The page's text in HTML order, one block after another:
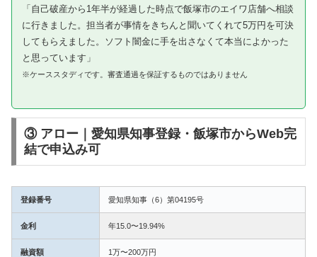
「自己破産から1年半が経過した時点で飯塚市のエイワ店舗へ相談
に行きました。担当者が事情をきちんと聞いてくれて5万円を可決
してもらえました。ソフト闇金に手を出さなくて本当によかった
と思っています」
※ケーススタディです。審査通過を保証するものではありません
③ アロー｜愛知県知事登録・飯塚市からWeb完
結で申込み可
登録番号 愛知県知事（6）第04195号
金利 年15.0〜19.94%
融資額 1万〜200万円